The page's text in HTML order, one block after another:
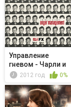
Управление
гневом - Чарли и
его новый...
2012 год 0%